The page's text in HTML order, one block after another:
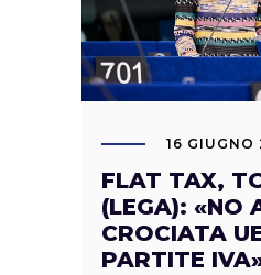
16 GIUGNO
FLAT TAX,
(LEGA): «NO
CROCIATA
PARTITE